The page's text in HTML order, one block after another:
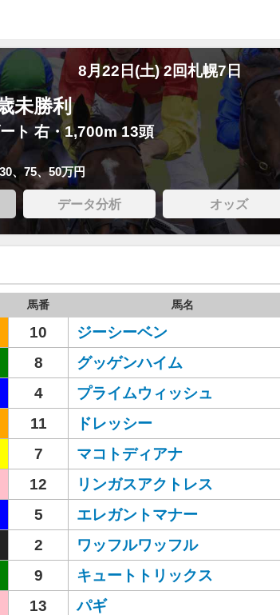
8月22日(土) 2回札幌7日
未勝利
ト 右・1,700m 13頭
、75、50万円
データ分析 オッズ
馬番 馬名
10 ジーシーベン
8 グッゲンハイム
4 プライムウィッシュ
11 ドレッシー
7 マコトディアナ
12 リンガスアクトレス
5 エレガントマナー
2 ワッフルワッフル
9 キュートトリックス
13 パギ